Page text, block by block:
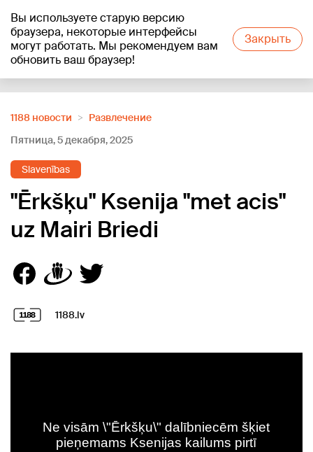
Вы используете старую версию
браузера, некоторые интерфейсы
могут работать. Мы рекомендуем вам
обновить ваш браузер!
Закрыть
+21°C
1188 новости
Развлечение
Пятница, 5 декабря, 2025
Slavenības
"Ērkšķu" Ksenija "met acis"
uz Mairi Briedi
1188.lv